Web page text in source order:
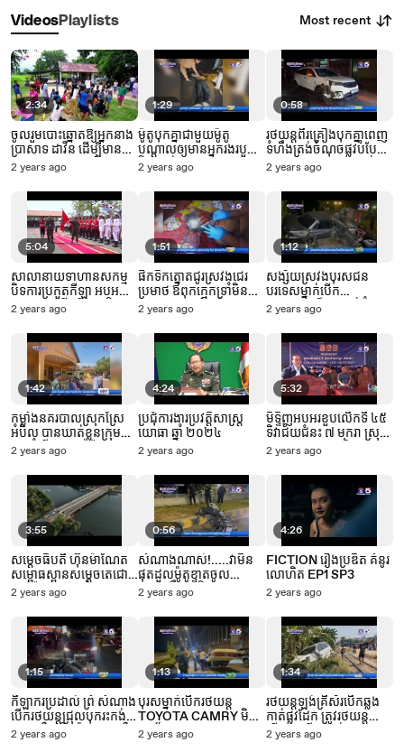
VideosPlaylists Most recent
2:34
ចូលរួមបោះឆ្នោតឱ្យអ្នកនាង
ប្រាសាទ ដាវីន ដើម្បីមាន
ឱកាសឈ្នះពាននៅក្នុង
ផ្លាស់ប្តូរ
2 years ago
5:04
សាលានាយទាហានសកម្ម
បិទការប្រកួតកីឡា អបអ
សាទរខួបលើកទី ៤៥ ទិវា
2 years ago
1:42
កម្លាំងនគរបាលស្រុកស្រែ
អំបិល បានឃាត់ខ្លួនក្រុម
ក្មេងទំនើង ៥នាក់ ដែល
វិទ្យាល័យ
2 years ago
3:55
សម្ដេចធិបតី ហ៊ុនម៉ាណែត
សម្ពោធស្ពានសម្តេចតេជោ
ហ៊ុន សែន កោះយ៉
2 years ago
1:15
កីឡាករប្រដាល់ ព្រំ សំណាង
បើករថយន្តជ្រុលបុករះកង់បី
០៣គ្រឿង និងម៉ូតូ ០១គ្រឿង
2 years ago
1:29
ម៉ូតូបុកគ្នាជាមួយម៉ូតូ
បណ្តាលឲ្យមានអ្នករងរបួស
និងស្លាប់
2 years ago
1:51
ផឹកទឹកត្នោតជូរស្រវឹងជេរ
ប្រមាថ ឪពុកក្មេកទ្រាំមិន
បានទាញពូថៅកាប់
ថ្លុកឈាម
2 years ago
4:24
ប្រជុំការងារប្រវត្តិសាស្ត្រ
យោធា ឆ្នាំ ២០២៤
2 years ago
0:56
សំណាងណាស់!.....វ៉ាមិន
ផុតដួលម៉ូតូខ្ទាតចូល
រថយន្តដឹកថ្ម កិនឆេះខ្ទេច
2 years ago
1:13
បុរសម្នាក់បើករថយន្ត
TOYOTA CAMRY មិន
ប្រយ័ត្នរេចង្កូតបុកសួនផ្លូវ
2 years ago
0:58
រថយន្តពីរគ្រឿងបុកគ្នាពេញ
ទំហឹងត្រង់ចំណុចផ្លូវបំបែក
ជាបួន រងការខូចខាតធ្ងន់ធ្ងរ
2 years ago
1:12
សង្ស័យស្រវឹងបុរសជន
បរទេសម្នាក់បើក
រថយន្តកាមរីបុករះកង់ចំនួន
មនុស្ស៣នាក់រងរបួសធ្ងន់
ស្រាល
2 years ago
5:32
មិទិ្ទញអបអរខួបលើកទី ៤៥
ទិវាជ័យជំនះ ៧ មករា ស្រុក
ចន្ទ្រា ខេត្តស្វាយរៀង
2 years ago
4:26
FICTION រឿងប្រឌិត គំនូរ
លោហិត EP1 SP3
2 years ago
1:34
រថយន្តឡង់គ្រីស័របើកឆ្លង
កាត់ផ្លូវដែក ត្រូវរថយន្ត
ភ្លើងបុកប៉ើង ធ្លាក់ផ្លូវរង
2 years ago